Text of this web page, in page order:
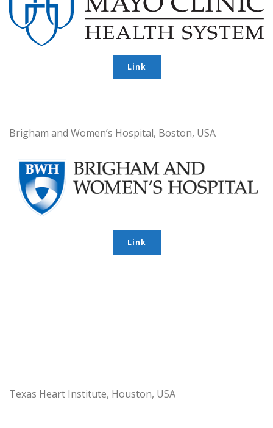
Link
Brigham and Women’s Hospital, Boston, USA
Link
Texas Heart Institute, Houston, USA